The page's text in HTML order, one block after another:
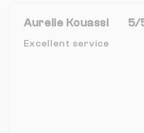
Aurelie Kouassi 5/
Excellent service